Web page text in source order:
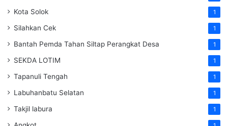
Kota Solok 1
Silahkan Cek 1
Bantah Pemda Tahan Siltap Perangkat Desa 1
SEKDA LOTIM 1
Tapanuli Tengah 1
Labuhanbatu Selatan 1
Takjil labura 1